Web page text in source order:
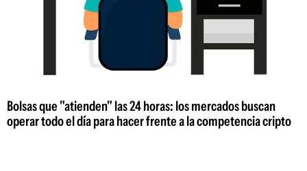
Bolsas que "atienden" las 24 horas: los mercados buscan
operar todo el día para hacer frente a la competencia cripto